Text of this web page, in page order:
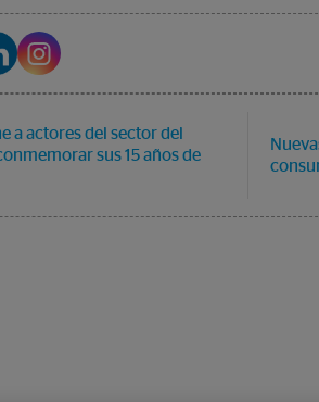
a actores del sector del
sus 15 años de